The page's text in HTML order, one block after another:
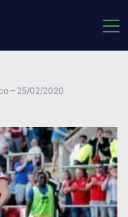
– 25/02/2020